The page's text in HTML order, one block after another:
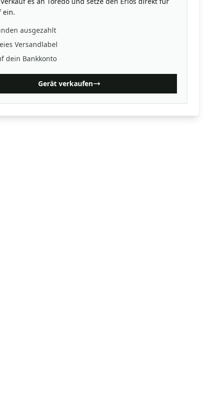
ein.
ausgezahlt
Versandlabel
dein Bankkonto
Gerät verkaufen